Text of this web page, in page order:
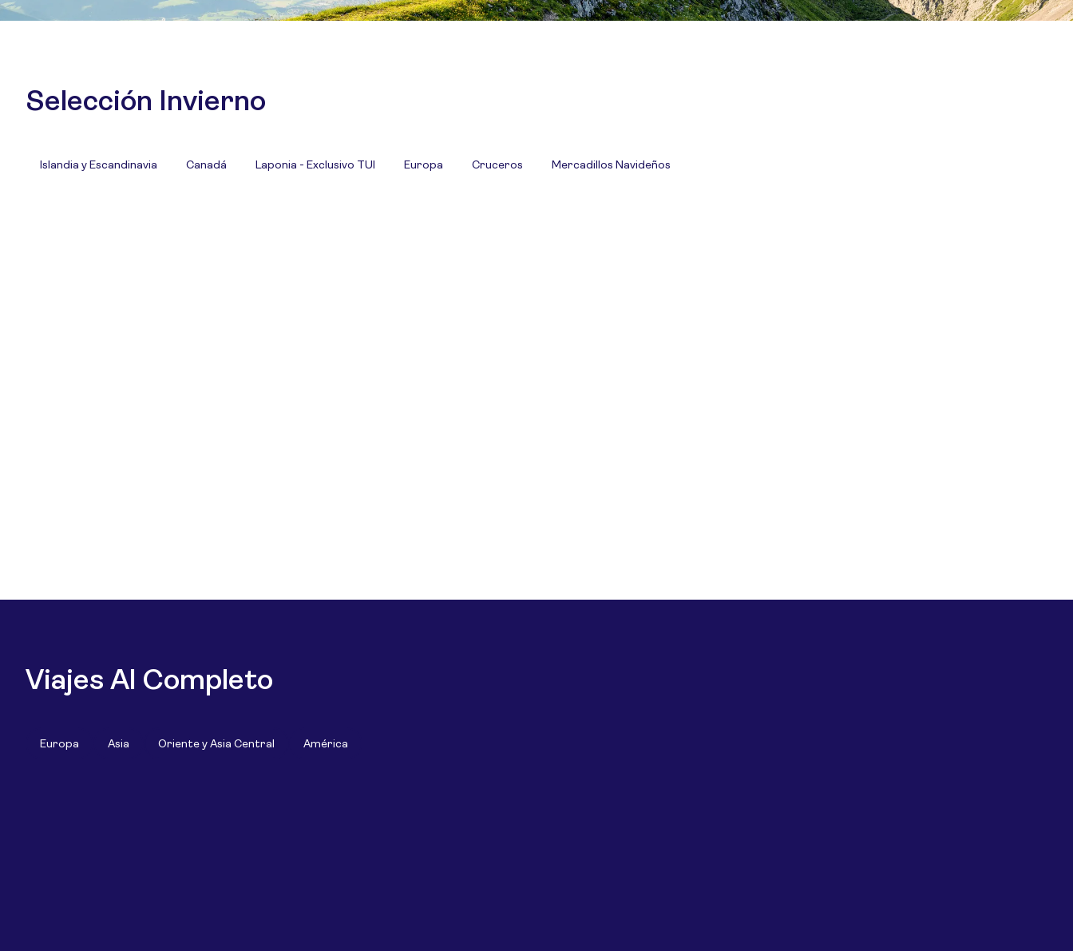
Selección Invierno
Islandia y Escandinavia Canadá Laponia - Exclusivo TUI Europa Cruceros Mercadillos Navideños
Viajes Al Completo
Europa Asia Oriente y Asia Central América